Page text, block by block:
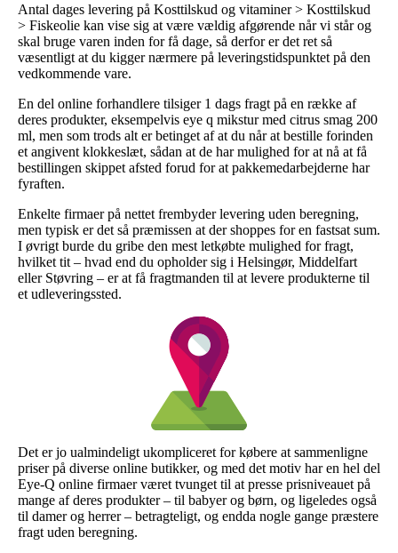
Antal dages levering på Kosttilskud og vitaminer > Kosttilskud
> Fiskeolie kan vise sig at være vældig afgørende når vi står og
skal bruge varen inden for få dage, så derfor er det ret så
væsentligt at du kigger nærmere på leveringstidspunktet på den
vedkommende vare.
En del online forhandlere tilsiger 1 dags fragt på en række af
deres produkter, eksempelvis eye q mikstur med citrus smag 200
ml, men som trods alt er betinget af at du når at bestille forinden
et angivent klokkeslæt, sådan at de har mulighed for at nå at få
bestillingen skippet afsted forud for at pakkemedarbejderne har
fyraften.
Enkelte firmaer på nettet frembyder levering uden beregning,
men typisk er det så præmissen at der shoppes for en fastsat sum.
I øvrigt burde du gribe den mest letkøbte mulighed for fragt,
hvilket tit – hvad end du opholder sig i Helsingør, Middelfart
eller Støvring – er at få fragtmanden til at levere produkterne til
et udleveringssted.
Det er jo ualmindeligt ukompliceret for købere at sammenligne
priser på diverse online butikker, og med det motiv har en hel del
Eye-Q online firmaer været tvunget til at presse prisniveauet på
mange af deres produkter – til babyer og børn, og ligeledes også
til damer og herrer – betragteligt, og endda nogle gange præstere
fragt uden beregning.